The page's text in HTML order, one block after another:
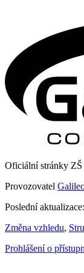
Oficiální stránky
Provozovatel
Poslední
Změna vzhledu,
Prohlášení o